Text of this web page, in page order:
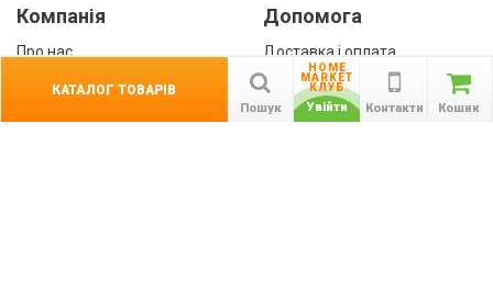
Компанія
Про нас
Допомога
Доставка і оплата
Гарантії
Кошик
Контакти
HOME
MARKET
КЛУБ
Увійти
Пошук
КАТАЛОГ ТОВАРІВ